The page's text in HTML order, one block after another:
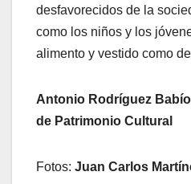
desfavorecidos de la
como los niños y los
alimento y vestido como
Antonio Rodríguez
de Patrimonio Cultural
Fotos: Juan Carlos